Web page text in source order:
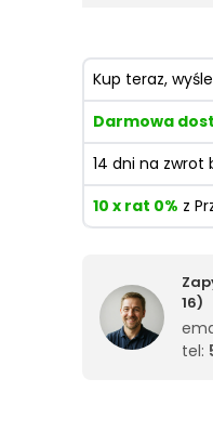
Kup teraz,
Darmowa
14 dni na zwrot
10 x rat 0% z
16)
tel: